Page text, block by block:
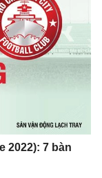
2022): 7 bàn